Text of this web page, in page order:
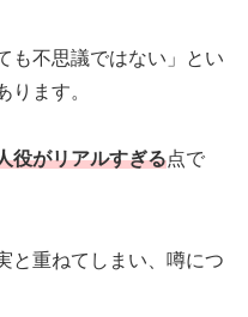
も不思議ではない」とい
ります。
役がリアルすぎる点で
と重ねてしまい、噂につ